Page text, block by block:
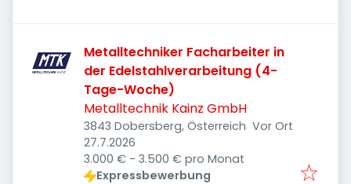
Metalltechniker Facharbeiter in
der Edelstahlverarbeitung (4-
Tage-Woche)
Metalltechnik Kainz GmbH
3843 Dobersberg, Österreich Vor Ort
Veröffentlicht
27.7.2026
3.000 € - 3.500 € pro Monat
Expressbewerbung